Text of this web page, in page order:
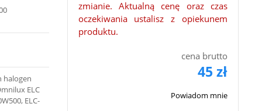
halogen
ELC
ELC-
zmianie. Aktualną cenę oraz czas
oczekiwania ustalisz z opiekunem
produktu.
cena brutto
45 zł
Powiadom mnie